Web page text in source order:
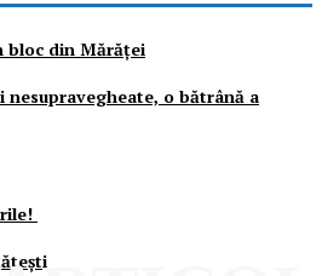
bloc din Mărăţei
nesupravegheate, o bătrână a